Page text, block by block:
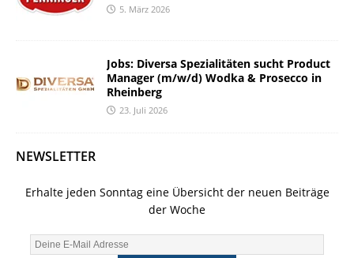
5. März 2026
Jobs: Diversa Spezialitäten sucht Product
Manager (m/w/d) Wodka & Prosecco in
Rheinberg
23. Juli 2026
NEWSLETTER
Erhalte jeden Sonntag eine Übersicht der neuen Beiträge
der Woche